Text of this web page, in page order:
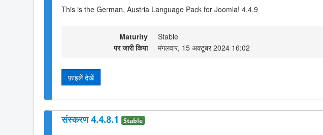
This is the German, Austria Language Pack for Joomla! 4.4.9
Maturity
Stable
पर जारी किया
मंगलवार, 15 अक्टूबर 2024 16:02
फ़ाइलें देखें
संस्करण 4.4.8.1 Stable